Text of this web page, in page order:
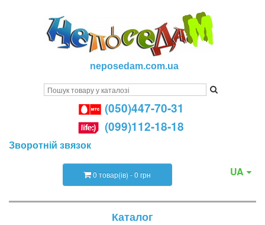
neposedam.com.ua
(050)447-70-31
(099)112-18-18
Зворотній звязок
UA
0 товар(ів) - 0 грн
Каталог